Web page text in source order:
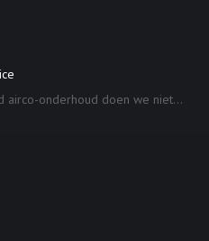
airco-onderhoud doen we niet...